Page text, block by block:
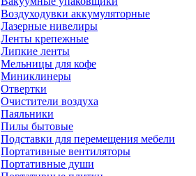
Воздуходувки аккумуляторные
Лазерные нивелиры
Ленты крепежные
Липкие ленты
Мельницы для кофе
Миниклинеры
Отвертки
Очистители воздуха
Паяльники
Пилы бытовые
Подставки для перемещения мебели
Портативные вентиляторы
Портативные души